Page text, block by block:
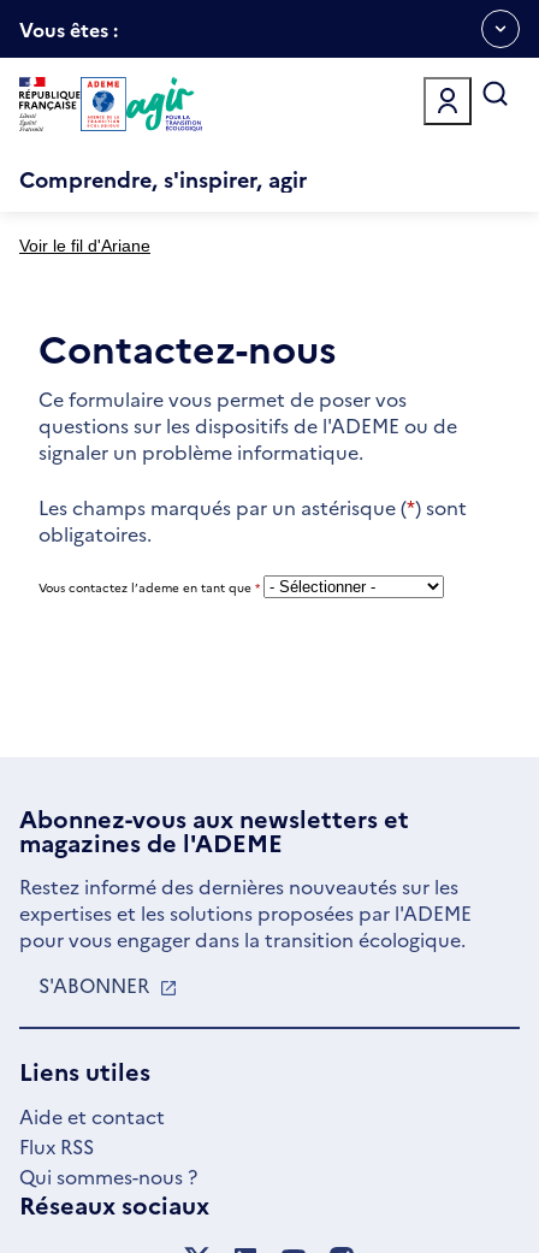
au
Ouvrir
le
menu
espace
Vous êtes :
Comprendre, s'inspirer, agir
Voir le fil d'Ariane
Contactez-nous
Ce formulaire vous permet de poser vos
questions sur les dispositifs de l'ADEME ou de
signaler un problème informatique.
Les champs marqués par un astérisque (*) sont
obligatoires.
Vous contactez l’ademe en tant que *
Abonnez-vous aux newsletterset
magazines de l'ADEME
Restez informé des dernières nouveautés sur les
expertises et les solutions proposées par l'ADEME
pour vous engager dans la transition écologique.
S'ABONNER
UNE
Liens utiles
Aide et contact
Flux RSS
Qui sommes-nous ?
Réseaux sociaux